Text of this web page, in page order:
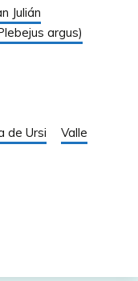
Julián
argus)
de Ursi
Valle